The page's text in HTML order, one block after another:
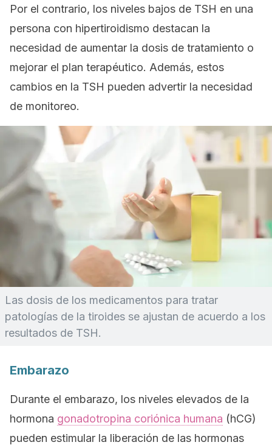
Por el contrario, los niveles bajos de TSH en una
persona con hipertiroidismo destacan la
necesidad de aumentar la dosis de tratamiento o
mejorar el plan terapéutico. Además, estos
cambios en la TSH pueden advertir la necesidad
de monitoreo.
Las dosis de los medicamentos para tratar
patologías de la tiroides se ajustan de acuerdo a los
resultados de TSH.
Embarazo
Durante el embarazo, los niveles elevados de la
hormona gonadotropina coriónica humana (hCG)
pueden estimular la liberación de las hormonas